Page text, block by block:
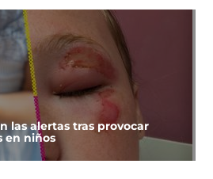
las alertas tras provocar
en niños